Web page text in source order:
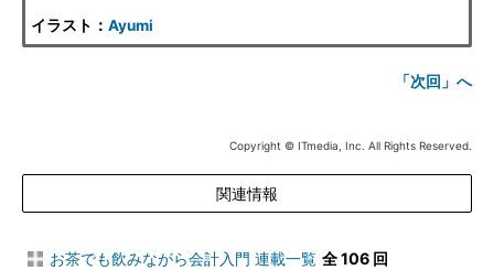
イラスト： Ayumi
「次回」へ
Copyright © ITmedia, Inc. All Rights Reserved.
関連情報
お茶でも飲みながら会計入門 連載一覧 全 106 回